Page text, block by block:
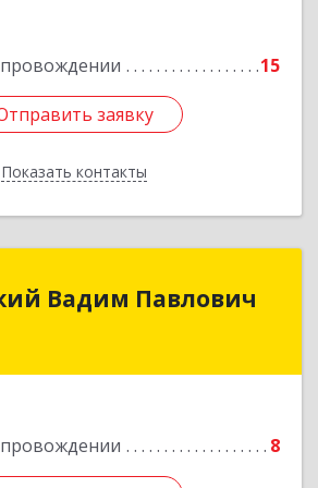
15
заявку
Показать контакты
заявку
Назад
Вадим Павлович
8
Вадим Павлович
Респ, Белорецк г,